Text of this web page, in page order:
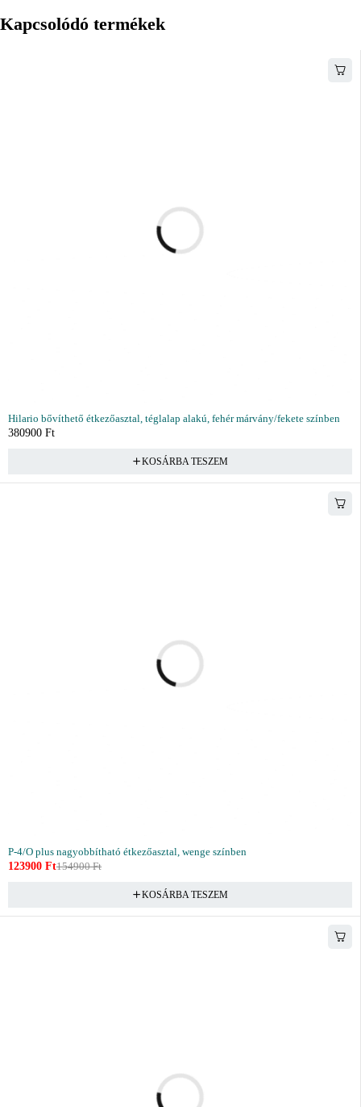
Kapcsolódó termékek
Hilario bővíthető étkezőasztal, téglalap alakú, fehér márvány/fekete színben
380900 Ft
KOSÁRBA TESZEM
P-4/O plus nagyobbítható étkezőasztal, wenge színben
154900Ft
123900 Ft
KOSÁRBA TESZEM